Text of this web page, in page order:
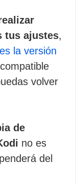
tus ajustes,
la versión
volver
de
no es
del